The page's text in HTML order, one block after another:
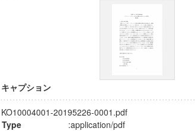
キャプション
KO10004001-20195226-0001.pdf
Type
:application/pdf